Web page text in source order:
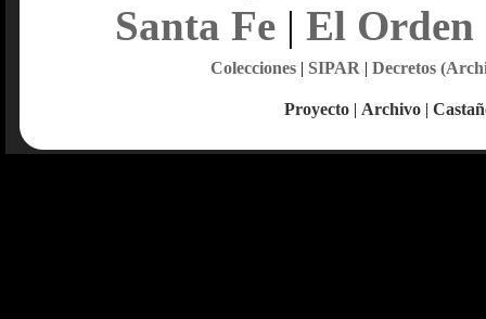
Santa Fe| El Orden
Colecciones| SIPAR | Decretos
Proyecto | Archivo |